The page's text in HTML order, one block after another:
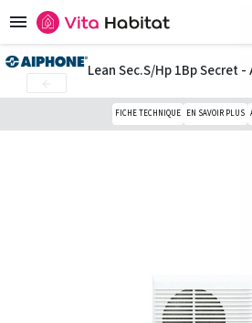

Lean Sec.S/Hp 1Bp Secret -
FICHE TECHNIQUE EN SAVOIR PLUS